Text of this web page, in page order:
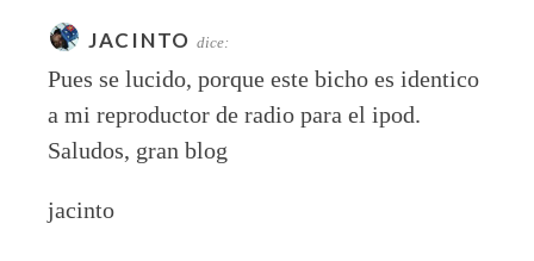
JACINTO dice:
Pues se lucido, porque este bicho es identico
a mi reproductor de radio para el ipod.
Saludos, gran blog
jacinto